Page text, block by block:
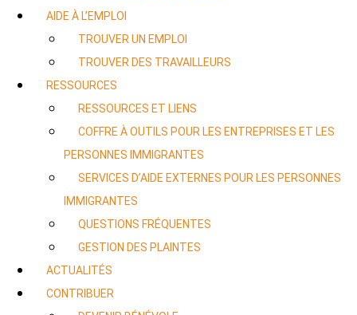
AIDE À L’EMPLOI
TROUVER UN EMPLOI
TROUVER DES TRAVAILLEURS
RESSOURCES
RESSOURCES ET LIENS
COFFRE À OUTILS POUR LES ENTREPRISES ET LES
PERSONNES IMMIGRANTES
SERVICES D’AIDE EXTERNES POUR LES PERSONNES
IMMIGRANTES
QUESTIONS FRÉQUENTES
GESTION DES PLAINTES
ACTUALITÉS
CONTRIBUER